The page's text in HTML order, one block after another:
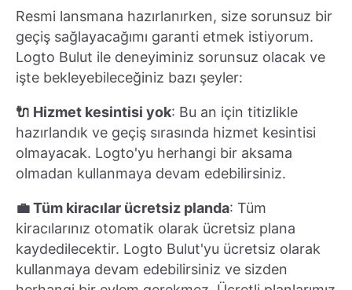
Resmi lansmana hazırlanırken, size sorunsuz bir
geçiş sağlayacağımı garanti etmek istiyorum.
Logto Bulut ile deneyiminiz sorunsuz olacak ve
işte bekleyebileceğiniz bazı şeyler:
🔌 Hizmet kesintisi yok: Bu an için titizlikle
hazırlandık ve geçiş sırasında hizmet kesintisi
olmayacak. Logto'yu herhangi bir aksama
olmadan kullanmaya devam edebilirsiniz.
💼 Tüm kiracılar ücretsiz planda: Tüm
kiracılarınız otomatik olarak ücretsiz plana
kaydedilecektir. Logto Bulut'yu ücretsiz olarak
kullanmaya devam edebilirsiniz ve sizden